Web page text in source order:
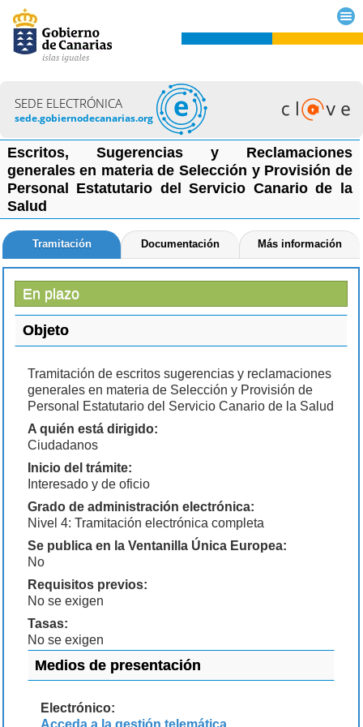
SEDE ELECTRÓNICA
sede.gobiernodecanarias.org
Escritos, Sugerencias y Reclamaciones
generales en materia de Selección y Provisión de
Personal Estatutario del Servicio Canario de la
Salud
Tramitación Documentación Más información
En plazo
Objeto
Tramitación de escritos sugerencias y reclamaciones
generales en materia de Selección y Provisión de
Personal Estatutario del Servicio Canario de la Salud
A quién está dirigido:
Ciudadanos
Inicio del trámite:
Interesado y de oficio
Grado de administración electrónica:
Nivel 4: Tramitación electrónica completa
Se publica en la Ventanilla Única Europea:
No
Requisitos previos:
No se exigen
Tasas:
No se exigen
Medios de presentación
Electrónico: